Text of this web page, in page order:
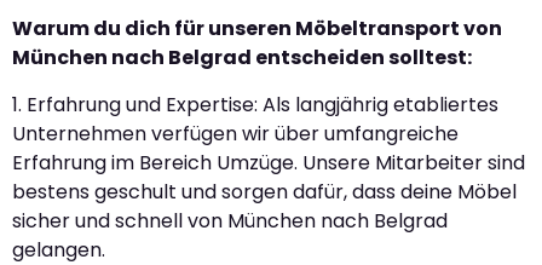
Warum du dich für unseren Möbeltransport von
München nach Belgrad entscheiden solltest:
1. Erfahrung und Expertise: Als langjährig etabliertes
Unternehmen verfügen wir über umfangreiche
Erfahrung im Bereich Umzüge. Unsere Mitarbeiter sind
bestens geschult und sorgen dafür, dass deine Möbel
sicher und schnell von München nach Belgrad
gelangen.